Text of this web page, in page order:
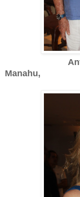
Antenor
Manahu,